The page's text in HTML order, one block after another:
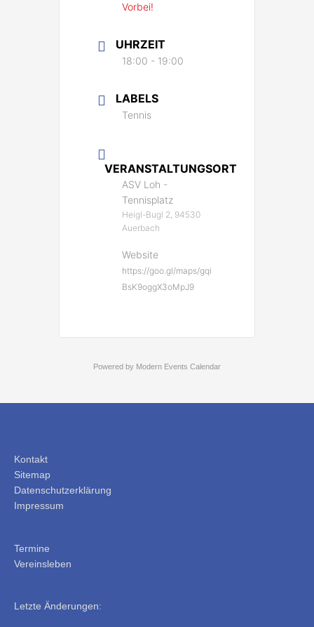
Vorbei!
UHRZEIT
18:00 - 19:00
LABELS
Tennis
VERANSTALTUNGSORT
ASV Loh -
Tennisplatz
Heigl-Bugl 2, 94530
Auerbach
Website
https://goo.gl/maps/gqi
BsK9oggX3oMpJ9
Powered by Modern Events Calendar
Kontakt
Sitemap
Datenschutzerklärung
Impressum
Termine
Vereinsleben
Letzte Änderungen: